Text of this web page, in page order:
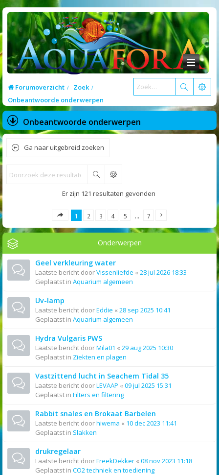
Forumoverzicht
Zoek
Onbeantwoorde onderwerpen
Onbeantwoorde onderwerpen
Ga naar uitgebreid zoeken
Zoek
Er zijn 121 resultaten gevonden
1 2 3 4 5 … 7
Onderwerpen
Geel verkleuring water
Laatste bericht doorVissenliefde « 28 jul 2026 18:33
Geplaatst in Aquarium algemeen
Uv-lamp
Laatste bericht doorEddie « 28 sep 2025 10:41
Geplaatst in Aquarium algemeen
Hydra Vulgaris PWS
Laatste bericht doorMila01 « 29 aug 2025 10:30
Geplaatst in Ziekten en plagen
Vastzittend lucht in Seachem Tidal 35
Laatste bericht doorLEVAAP « 09 jul 2025 15:31
Geplaatst in Filters en filtering
Rabbit snales en Brokaat Barbelen
Laatste bericht doorhiwema « 10 dec 2023 11:41
Geplaatst in Slakken
drukregelaar
Laatste bericht doorFreekDekker « 08 nov 2023 11:18
Geplaatst in CO2 techniek en toediening